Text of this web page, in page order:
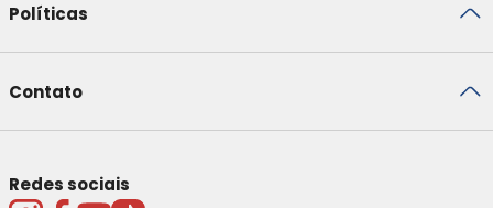
Políticas
Contato
Redes sociais